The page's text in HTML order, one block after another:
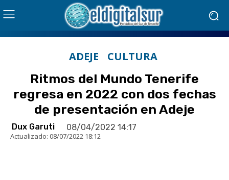
ADEJE CULTURA
Ritmos del Mundo Tenerife
regresa en 2022 con dos fechas
de presentación en Adeje
Dux Garuti 08/04/2022 14:17
Actualizado: 08/07/2022 18:12